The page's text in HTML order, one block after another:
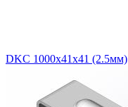
DKC 1000х41х41 (2.5мм)